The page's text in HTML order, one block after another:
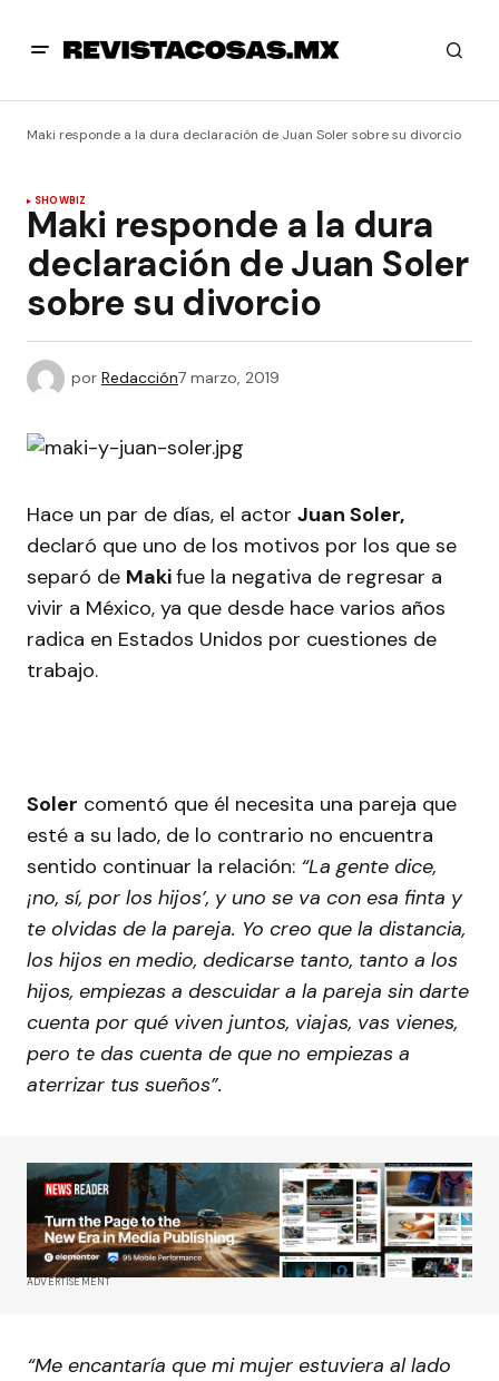
Maki responde a la dura declaración de Juan Soler sobre su divorcio
SHOWBIZ
Maki responde a la dura
declaración de Juan Soler
sobre su divorcio
por Redacción7 marzo, 2019
Hace un par de días, el actor Juan Soler,
declaró que uno de los motivos por los que se
separó de Makifue la negativa de regresar a
vivir a México, ya que desde hace varios años
radica en Estados Unidos por cuestiones de
trabajo.
Soler comentó que él necesita una pareja que
esté a su lado, de lo contrario no encuentra
sentido continuar la relación: “La gente dice,
¡no, sí, por los hijos’, y uno se va con esa finta y
te olvidas de la pareja. Yo creo que la distancia,
los hijos en medio, dedicarse tanto, tanto a los
hijos, empiezas a descuidar a la pareja sin darte
cuenta por qué viven juntos, viajas, vas vienes,
pero te das cuenta de que no empiezas a
aterrizar tus sueños”.
ADVERTISEMENT
“Me encantaría que mi mujer estuviera al lado